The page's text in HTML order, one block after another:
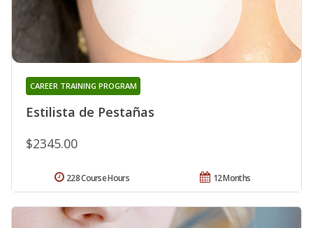
Estilista de Pestañas
CAREER TRAINING PROGRAM
$2345.00
12 Months
228 Course Hours